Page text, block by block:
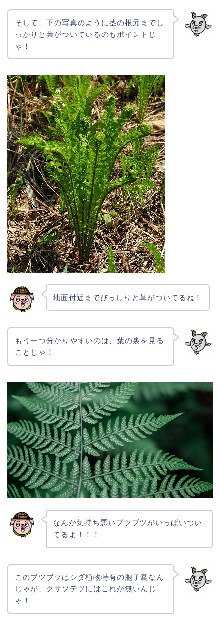
そして、下の写真のように茎の根元までし
っかりと葉がついているのもポイントじ
ゃ！
地面付近までびっしりと草がついてるね！
もう一つ分かりやすいのは、葉の裏を見る
ことじゃ！
なんか気持ち悪いブツブツがいっぱいつい
てるよ！！！
このブツブツはシダ植物特有の胞子嚢なん
じゃが、クサソテツにはこれが無いんじ
ゃ！